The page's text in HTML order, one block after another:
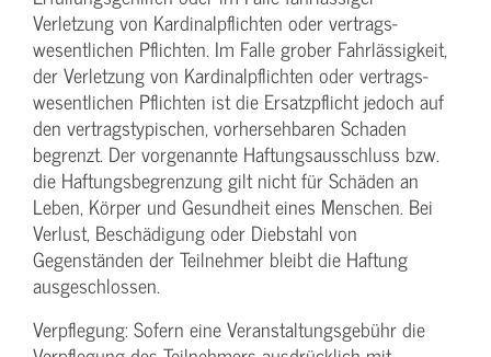
Verletzung von Kardinalpflichten oder vertrags­
wesentlichen Pflichten. Im Falle grober Fahrlässigkeit,
der Verletzung von Kardinalpflichten oder vertrags­
wesentlichen Pflichten ist die Ersatzpflicht jedoch auf
den vertragstypischen, vorhersehbaren Schaden
begrenzt. Der vorgenannte Haftungs­ausschluss bzw.
die Haftungs­begrenzung gilt nicht für Schäden an
Leben, Körper und Gesundheit eines Menschen. Bei
Verlust, Beschädigung oder Diebstahl von
Gegenständen der Teilnehmer bleibt die Haftung
ausgeschlossen.
Verpflegung: Sofern eine Veranstaltungs­gebühr die